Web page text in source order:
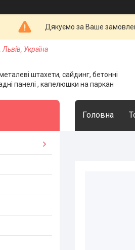
Дякуємо за Ваше
Україна
штахети, сайдинг, бетонні
панелі , капелюшки на паркан
Головна